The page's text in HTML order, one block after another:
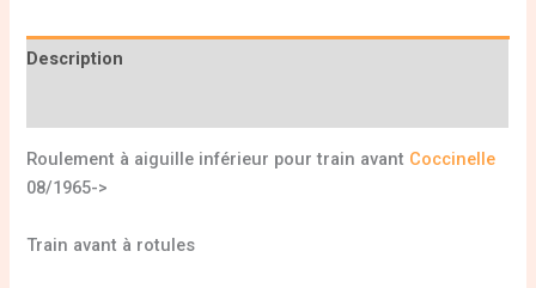
Description
Roulement à aiguille inférieur pour train avant Coccinelle
08/1965->
Train avant à rotules